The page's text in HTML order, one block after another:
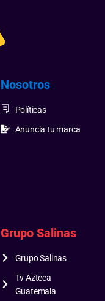
Nosotros
Políticas
Anuncia tu marca
Grupo Salinas
Grupo Salinas
Tv Azteca
Guatemala